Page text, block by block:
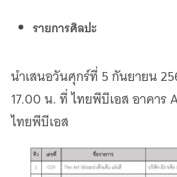
รายการศิลปะ
นำเสนอวันศุกร์ที่ 5 กันยายน
17.00 น. ที่ ไทยพีบีเอส อาคาร
ไทยพีบีเอส